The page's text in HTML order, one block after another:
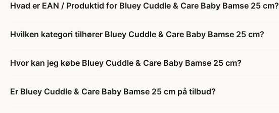
Hvad er EAN / Produktid for Bluey Cuddle & Care Baby Bamse 25 cm?
Hvilken kategori tilhører Bluey Cuddle & Care Baby Bamse 25 cm?
Hvor kan jeg købe Bluey Cuddle & Care Baby Bamse 25 cm?
Er Bluey Cuddle & Care Baby Bamse 25 cm på tilbud?